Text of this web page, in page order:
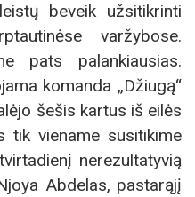
beveik užsitikrinti
varžybose.
pats palankiausias.
komanda „Džiugą“
šešis kartus iš eilės
viename susitikime
nerezultatyvią
Abdelas, pastarąjį